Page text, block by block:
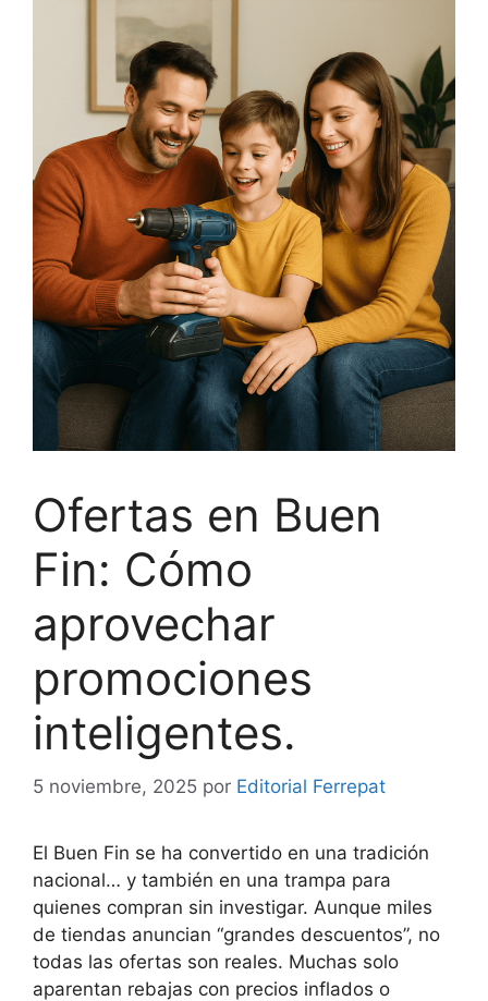
Ofertas en Buen
Fin: Cómo
aprovechar
promociones
inteligentes.
5 noviembre, 2025 por Editorial Ferrepat
El Buen Fin se ha convertido en una tradición
nacional… y también en una trampa para
quienes compran sin investigar. Aunque miles
de tiendas anuncian “grandes descuentos”, no
todas las ofertas son reales. Muchas solo
aparentan rebajas con precios inflados o